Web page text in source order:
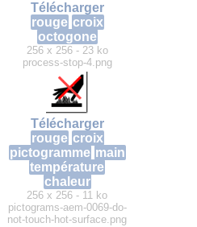
Télécharger
rouge croix
octogone
256 x 256 - 23 ko
process-stop-4.png
Télécharger
rouge croix
pictogramme main
température
chaleur
256 x 256 - 11 ko
pictograms-aem-0069-do-
not-touch-hot-surface.png